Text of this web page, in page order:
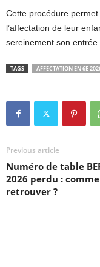
Cette procédure
l’affectation de leur
sereinement son entrée
TAGS AFFECTATION EN 6E
Previous article
Numéro de table
2026 perdu :
retrouver ?